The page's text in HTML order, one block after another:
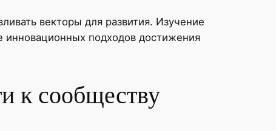
векторы для развития. Изучение
инновационных подходов достижения
к сообществу